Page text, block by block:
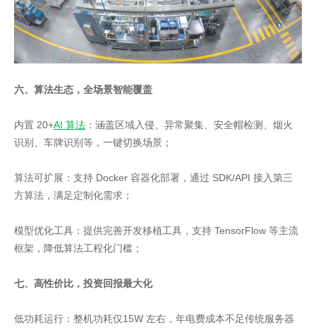
六、算法生态，全场景智能覆盖
内置 20+AI 算法 ：涵盖区域入侵、异常聚集、安全帽检测、烟火
识别、车牌识别等，一键切换场景；
算法可扩展：支持 Docker 容器化部署，通过 SDK/API 接入第三
方算法，满足定制化需求；
模型优化工具：提供完善开发移植工具，支持 TensorFlow 等主流
框架，降低算法工程化门槛；
七、高性价比，投资回报最大化
低功耗运行：整机功耗仅15W 左右，年电费成本不足传统服务器